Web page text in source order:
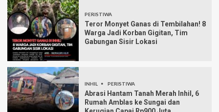
PERISTIWA
Teror Monyet Ganas di Tembilahan! 8
Warga Jadi Korban Gigitan, Tim
Gabungan Sisir Lokasi
INHIL PERISTIWA
Abrasi Hantam Tanah Merah Inhil, 6
Rumah Amblas ke Sungai dan